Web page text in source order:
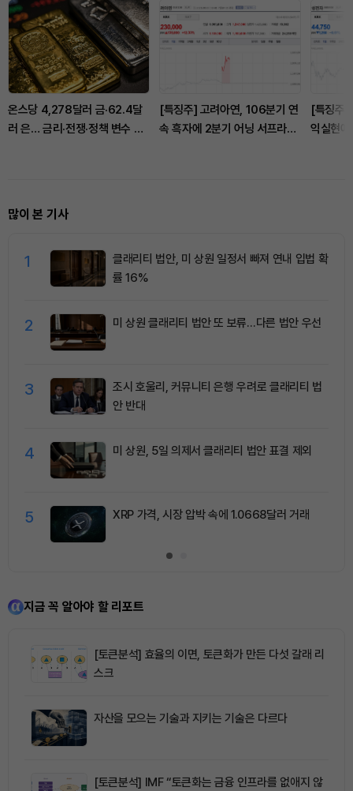
온스당 4,278달러 금·62.4달
러 은… 금리·전쟁·정책 변수 한
[특징주] 고려아연, 106분기 연
속 흑자에 2분기 어닝 서프라이
[특징주]
익실현
많이 본 기사
1
클래리티 법안, 미 상원 일정서 빠져 연내 입법 확
률 16%
2 미 상원 클래리티 법안 또 보류…다른 법안 우선
3
조시 호울리, 커뮤니티 은행 우려로 클래리티 법
안 반대
4 미 상원, 5일 의제서 클래리티 법안 표결 제외
5 XRP 가격, 시장 압박 속에 1.0668달러 거래
지금 꼭 알아야 할 리포트
[토큰분석] 효율의 이면, 토큰화가 만든 다섯 갈래 리
스크
자산을 모으는 기술과 지키는 기술은 다르다
[토큰분석] IMF “토큰화는 금융 인프라를 없애지 않